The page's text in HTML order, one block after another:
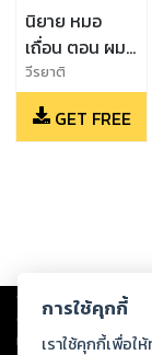
นิยาย หมอ
เถื่อน ตอน ผม
ไม่ใช่หมอ ไม่ใช่
เรื่องขี้ ๆ
อุจจาระตกค้าง
วีรยาติ
GET FREE
Copyright © 2026
ต่อผลงานหรือเนื้อหาใด
ทรัพย์สินทางปัญญาขอ
การใช้คุกกี้
เราใช้คุกกี้เพื่อ